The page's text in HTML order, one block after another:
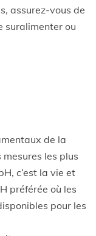
assurez-vous de
suralimenter ou
de la
mesures les plus
c’est la vie et
préférée où les
pour les